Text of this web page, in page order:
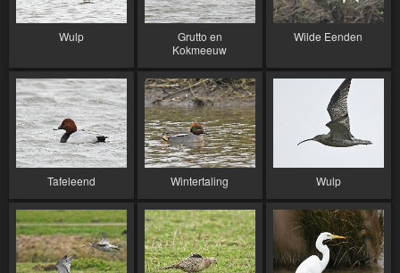
Wulp
Grutto en
Kokmeeuw
Wilde Eenden
Tafeleend Wintertaling Wulp